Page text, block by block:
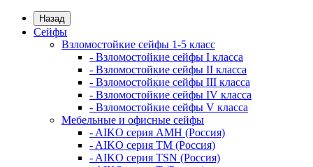
Назад
Сейфы
Взломостойкие сейфы 1-5 класс
- Взломостойкие сейфы I класса
- Взломостойкие сейфы II класса
- Взломостойкие сейфы III класса
- Взломостойкие сейфы IV класса
- Взломостойкие сейфы V класса
Мебельные и офисные сейфы
- AIKO серия AMH (Россия)
- AIKO серия TM (Россия)
- AIKO серия TSN (Россия)